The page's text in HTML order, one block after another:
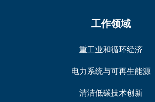
工作领域
重工业和循环经济
电力系统与可再生能源
清洁低碳技术创新